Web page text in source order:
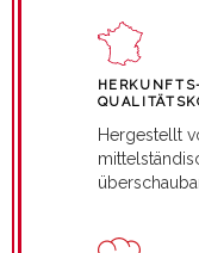
Hergestellt